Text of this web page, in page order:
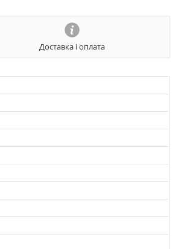
Доставка і оплата